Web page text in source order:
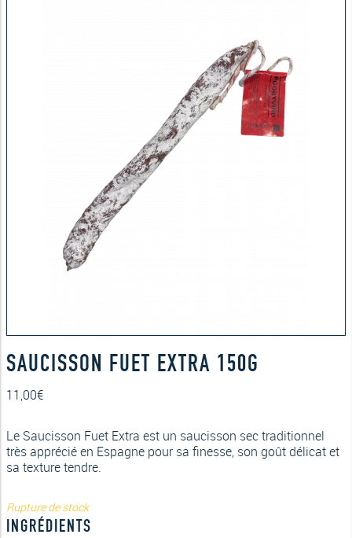
SAUCISSON FUET EXTRA 150G
11,00€
Le Saucisson Fuet Extra est un saucisson sec traditionnel
très apprécié en Espagne pour sa finesse, son goût délicat et
sa texture tendre.
Rupture de stock
INGRÉDIENTS